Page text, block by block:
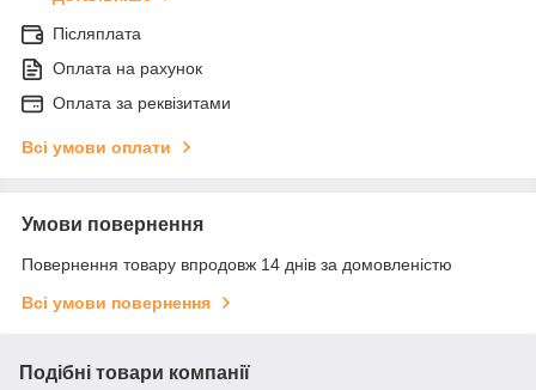
Післяплата
Оплата на рахунок
Оплата за реквізитами
Всі умови оплати
Умови повернення
Повернення товару впродовж 14 днів за домовленістю
Всі умови повернення
Подібні товари компанії